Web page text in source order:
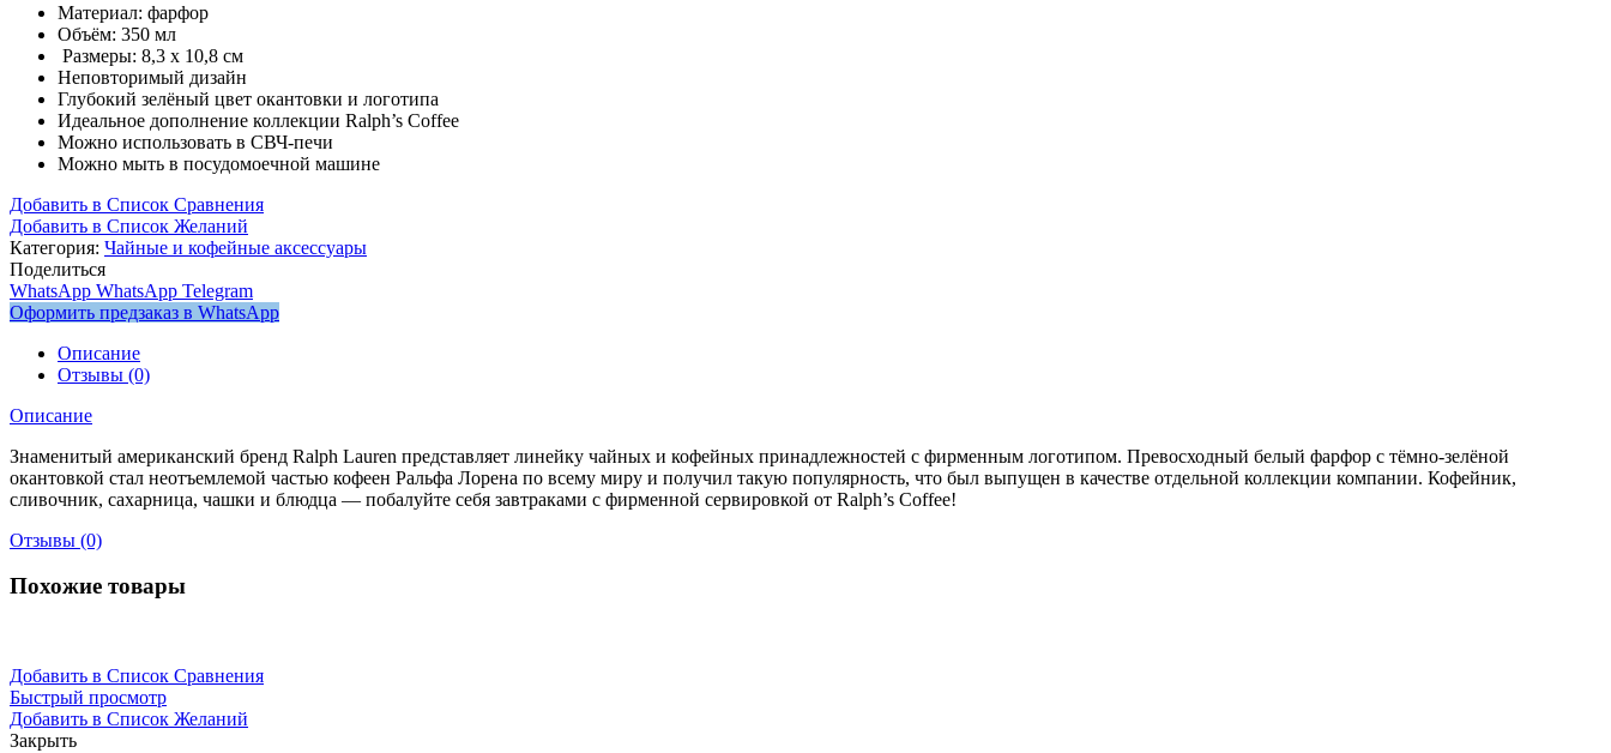
Материал: фарфор
Объём: 350 мл
Размеры: 8,3 х 10,8 см
Неповторимый дизайн
Глубокий зелёный цвет окантовки и логотипа
Идеальное дополнение коллекции Ralph’s Coffee
Можно использовать в СВЧ-печи
Можно мыть в посудомоечной машине
Добавить в Список Сравнения
Добавить в Список Желаний
Категория: Чайные и кофейные аксессуары
Поделиться
WhatsApp WhatsApp Telegram
Оформить предзаказ в WhatsApp
Описание
Отзывы (0)
Описание
Знаменитый американский бренд Ralph Lauren представляет линейку чайных и кофейных принадлежностей с фирменным логотипом. Превосходный белый фарфор с тёмно-зелёной
окантовкой стал неотъемлемой частью кофеен Ральфа Лорена по всему миру и получил такую популярность, что был выпущен в качестве отдельной коллекции компании. Кофейник,
сливочник, сахарница, чашки и блюдца — побалуйте себя завтраками с фирменной сервировкой от Ralph’s Coffee!
Отзывы (0)
Похожие товары
Добавить в Список Сравнения
Быстрый просмотр
Добавить в Список Желаний
Закрыть